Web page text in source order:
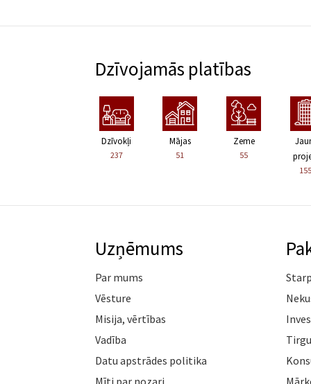
Dzīvojamās platības
Dzīvokļi
237
Mājas
51
Zeme
55
Uzņēmums
Par mums
Vēsture
Misija, vērtības
Vadība
Datu apstrādes politika